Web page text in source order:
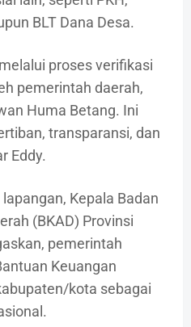
BLT Dana Desa.
proses verifikasi
pemerintah daerah,
Huma Betang. Ini
transparansi, dan
Eddy.
Kepala Badan
(BKAD) Provinsi
pemerintah
Keuangan
kota sebagai